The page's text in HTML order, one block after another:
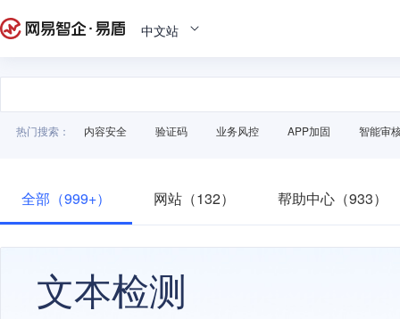
中文站
热门搜索： 内容安全 验证码 业务风控 APP加固 智能审
全部（999+） 网站（132） 帮助中心（933）
文本检测